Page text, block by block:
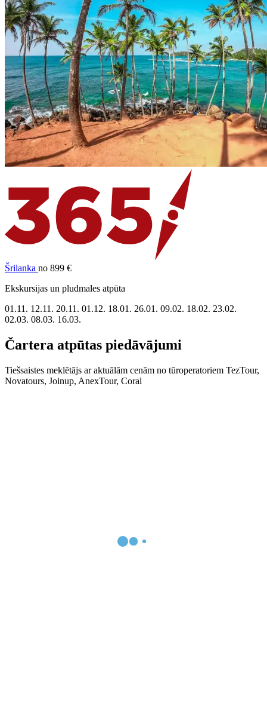
Šrilanka no 899 €
Ekskursijas un pludmales atpūta
01.11. 12.11. 20.11. 01.12. 18.01. 26.01. 09.02. 18.02. 23.02.
02.03. 08.03. 16.03.
Čartera atpūtas piedāvājumi
Tiešsaistes meklētājs ar aktuālām cenām no tūroperatoriem TezTour,
Novatours, Joinup, AnexTour, Coral